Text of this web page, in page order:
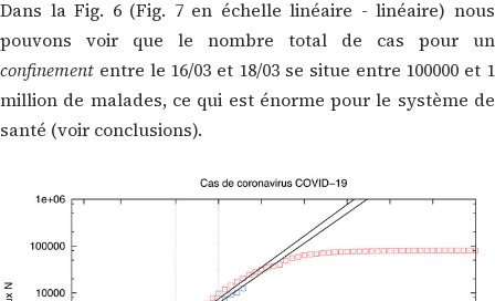
Dans la Fig. 6 (Fig. 7 en échelle linéaire - linéaire) nous
pouvons voir que le nombre total de cas pour un
confinement entre le 16/03 et 18/03 se situe entre 100000 et 1
million de malades, ce qui est énorme pour le système de
santé (voir conclusions).